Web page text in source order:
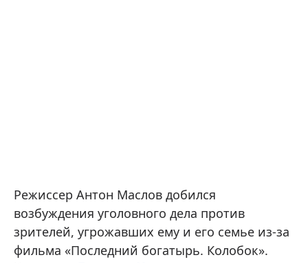
Режиссер Антон Маслов добился
возбуждения уголовного дела против
зрителей, угрожавших ему и его семье из-за
фильма «Последний богатырь. Колобок».